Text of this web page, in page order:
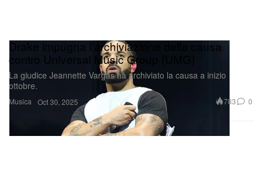
Musica
Drake impugna l’archiviazione della causa
contro Universal Music Group (UMG)
La giudice Jeannette Vargas ha archiviato la causa a inizio
ottobre.
Oct 30, 2025 783 0